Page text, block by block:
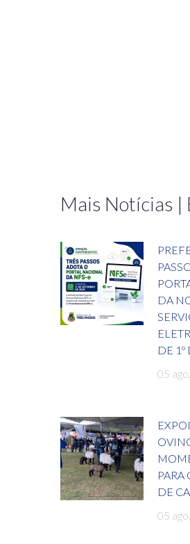
Mais Notícias |
DA
DE 1º
05
PARA
DE
05